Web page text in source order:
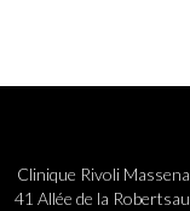
Clinique Rivoli Massena
41 Allée de la Robertsau